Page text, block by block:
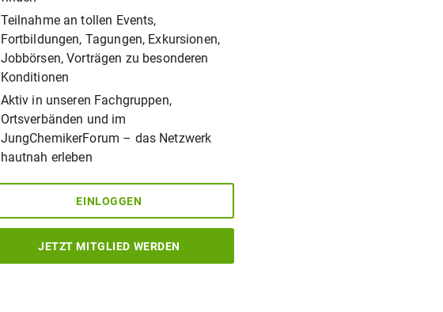
Teilnahme an tollen Events,
Fortbildungen, Tagungen, Exkursionen,
Jobbörsen, Vorträgen zu besonderen
Konditionen
Aktiv in unseren Fachgruppen,
Ortsverbänden und im
JungChemikerForum – das Netzwerk
hautnah erleben
EINLOGGEN
JETZT MITGLIED WERDEN